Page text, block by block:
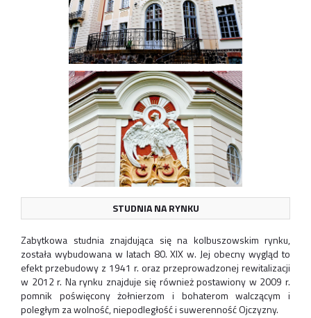
STUDNIA NA RYNKU
Zabytkowa studnia znajdująca się na kolbuszowskim rynku,
została wybudowana w latach 80. XIX w. Jej obecny wygląd to
efekt przebudowy z 1941 r. oraz przeprowadzonej rewitalizacji
w 2012 r. Na rynku znajduje się również postawiony w 2009 r.
pomnik poświęcony żołnierzom i bohaterom walczącym i
poległym za wolność, niepodległość i suwerenność Ojczyzny.